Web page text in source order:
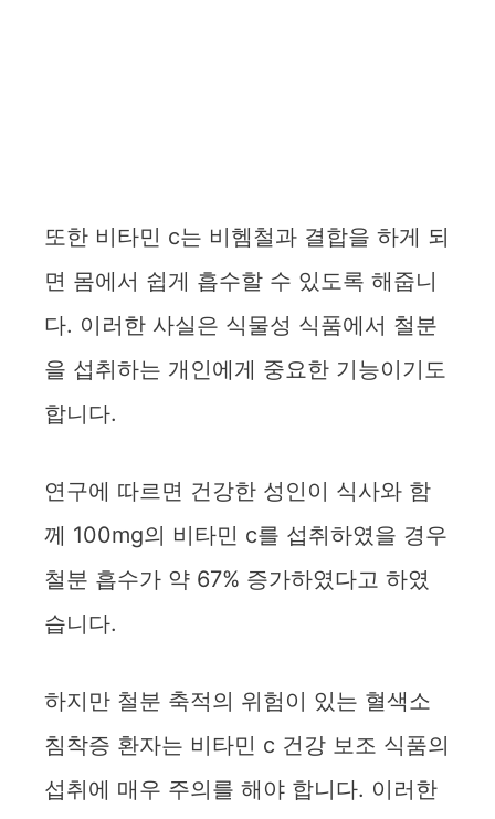
또한 비타민 c는 비헴철과 결합을 하게 되
면 몸에서 쉽게 흡수할 수 있도록 해줍니
다. 이러한 사실은 식물성 식품에서 철분
을 섭취하는 개인에게 중요한 기능이기도
합니다.
연구에 따르면 건강한 성인이 식사와 함
께 100mg의 비타민 c를 섭취하였을 경우
철분 흡수가 약 67% 증가하였다고 하였
습니다.
하지만 철분 축적의 위험이 있는 혈색소
침착증 환자는 비타민 c 건강 보조 식품의
섭취에 매우 주의를 해야 합니다. 이러한